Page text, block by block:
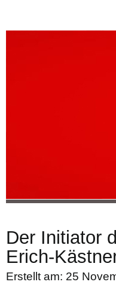
Der Initiator
Erich-
Erstellt am: 25